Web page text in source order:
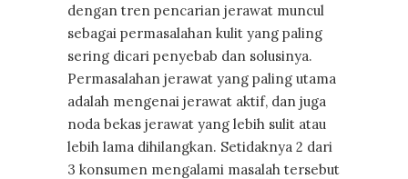
dengan tren pencarian jerawat muncul
sebagai permasalahan kulit yang paling
sering dicari penyebab dan solusinya.
Permasalahan jerawat yang paling utama
adalah mengenai jerawat aktif, dan juga
noda bekas jerawat yang lebih sulit atau
lebih lama dihilangkan. Setidaknya 2 dari
3 konsumen mengalami masalah tersebut